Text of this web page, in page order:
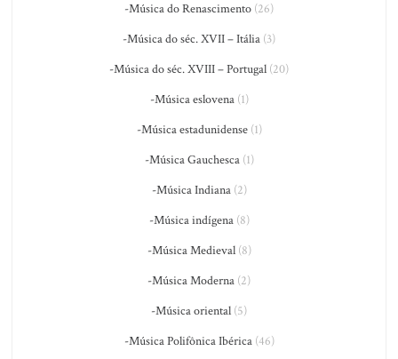
-Música do Renascimento (26)
-Música do séc. XVII – Itália (3)
-Música do séc. XVIII – Portugal (20)
-Música eslovena(1)
-Música estadunidense(1)
-Música Gauchesca(1)
-Música Indiana(2)
-Música indígena(8)
-Música Medieval(8)
-Música Moderna (2)
-Música oriental (5)
-Música Polifônica Ibérica(46)